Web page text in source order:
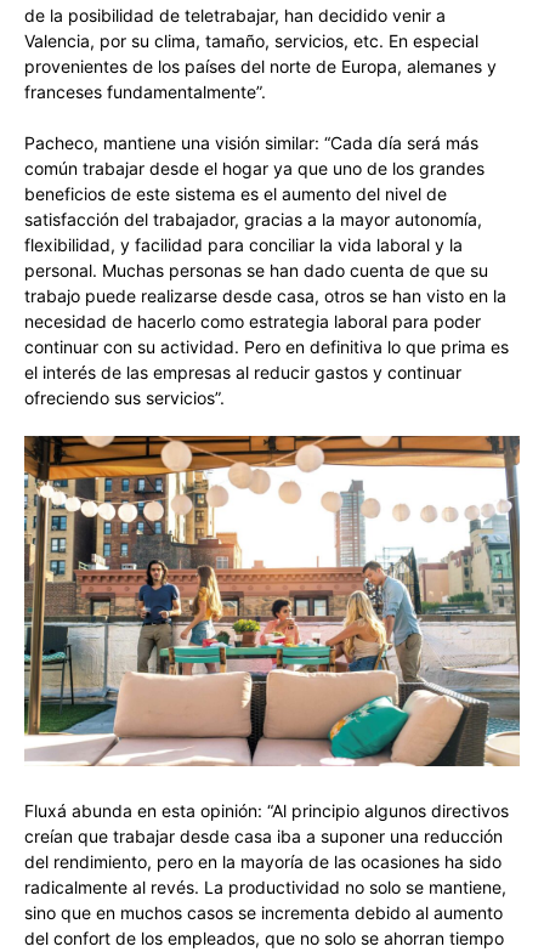
de la posibilidad de teletrabajar, han decidido venir a
Valencia, por su clima, tamaño, servicios, etc. En especial
provenientes de los países del norte de Europa, alemanes y
franceses fundamentalmente”.
Pacheco, mantiene una visión similar: “Cada día será más
común trabajar desde el hogar ya que uno de los grandes
beneficios de este sistema es el aumento del nivel de
satisfacción del trabajador, gracias a la mayor autonomía,
flexibilidad, y facilidad para conciliar la vida laboral y la
personal. Muchas personas se han dado cuenta de que su
trabajo puede realizarse desde casa, otros se han visto en la
necesidad de hacerlo como estrategia laboral para poder
continuar con su actividad. Pero en definitiva lo que prima es
el interés de las empresas al reducir gastos y continuar
ofreciendo sus servicios”.
Fluxá abunda en esta opinión: “Al principio algunos directivos
creían que trabajar desde casa iba a suponer una reducción
del rendimiento, pero en la mayoría de las ocasiones ha sido
radicalmente al revés. La productividad no solo se mantiene,
sino que en muchos casos se incrementa debido al aumento
del confort de los empleados, que no solo se ahorran tiempo